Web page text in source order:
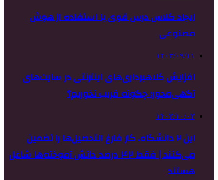
ایجاد کلاس درس قوی با استفاده از هوش
مصنوعی
۱۴۰۳/۰۹/۱۱
افزایش کلاهبرداری‌های اینترنتی در سایت‌های
آگهی‌محور؛ چگونه فریب نخوریم؟
۱۴۰۳/۱۰/۰۳
این ۲ دانشگاه، کار فارغ التحصیل‌ها را تضمین
می‌کنند | فقط ۴۲ درصد دانش آموخته‌ها شاغل
هستند